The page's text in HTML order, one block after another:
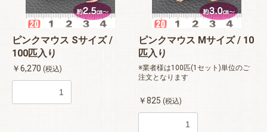
ピンクマウス Sサイズ /
100匹入り
￥6,270 (税込)
ピンクマウス Mサイズ / 10
匹入り
※業者様は100匹(1セット)単位のご
注文となります
￥825 (税込)